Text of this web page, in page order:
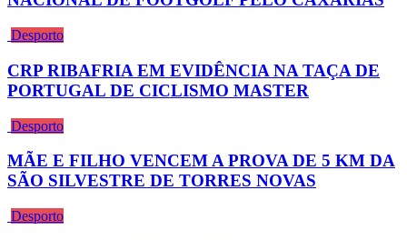
Desporto
CRP RIBAFRIA EM EVIDÊNCIA NA TAÇA DE
PORTUGAL DE CICLISMO MASTER
Desporto
MÃE E FILHO VENCEM A PROVA DE 5 KM DA
SÃO SILVESTRE DE TORRES NOVAS
Desporto